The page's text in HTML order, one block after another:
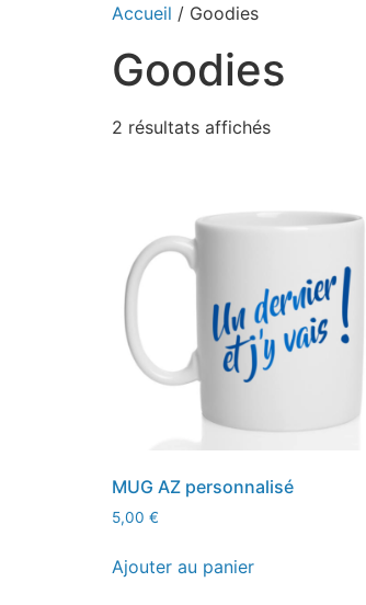
Accueil / Goodies
Goodies
2 résultats affichés
MUG AZ personnalisé
5,00 €
Ajouter au panier